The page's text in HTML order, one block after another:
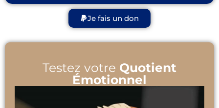
Je fais un don
Testez votre Quotient
Émotionnel